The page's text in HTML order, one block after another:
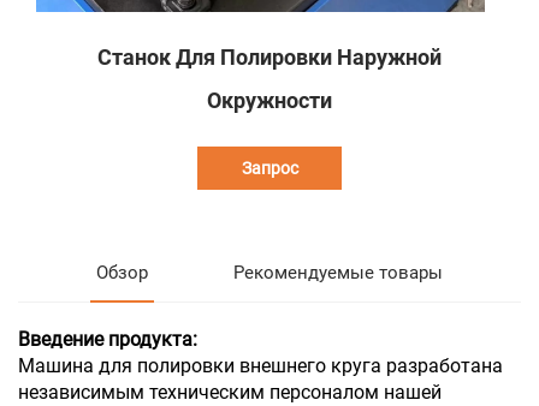
Станок Для Полировки Наружной
Окружности
Запрос
Обзор Рекомендуемые товары
Введение продукта:
Машина для полировки внешнего круга разработана
независимым техническим персоналом нашей